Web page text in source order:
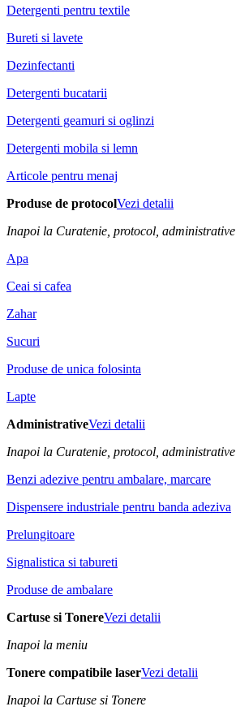
Detergenti pentru textile
Bureti si lavete
Dezinfectanti
Detergenti bucatarii
Detergenti geamuri si oglinzi
Detergenti mobila si lemn
Articole pentru menaj
Produse de protocolVezi detalii
Inapoi la Curatenie, protocol, administrative
Apa
Ceai si cafea
Zahar
Sucuri
Produse de unica folosinta
Lapte
AdministrativeVezi detalii
Inapoi la Curatenie, protocol, administrative
Benzi adezive pentru ambalare, marcare
Dispensere industriale pentru banda adeziva
Prelungitoare
Signalistica si tabureti
Produse de ambalare
Cartuse si TonereVezi detalii
Inapoi la meniu
Tonere compatibile laserVezi detalii
Inapoi la Cartuse si Tonere